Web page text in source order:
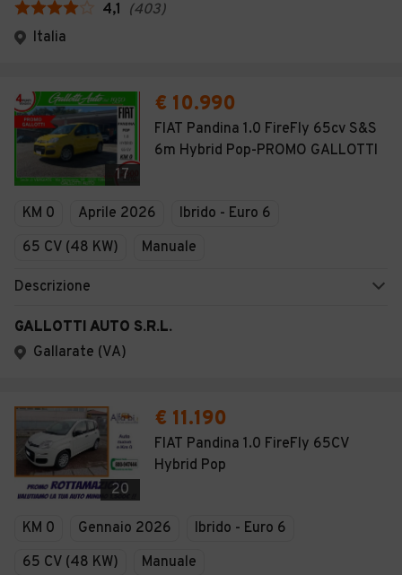
4,1 (403)
Italia
17
€ 10.990
FIAT Pandina 1.0 FireFly 65cv S&S
6m Hybrid Pop-PROMO GALLOTTI
KM 0 Aprile 2026
Ibrido - Euro 6
65 CV (48 KW)
Manuale
Descrizione
GALLOTTI AUTO S.R.L.
Gallarate (VA)
20
€ 11.190
FIAT Pandina 1.0 FireFly 65CV
Hybrid Pop
KM 0 Gennaio 2026
Ibrido - Euro 6
65 CV (48 KW)
Manuale